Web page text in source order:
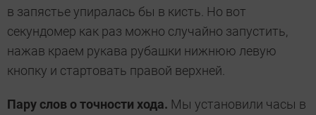
в запястье упиралась бы в кисть. Но вот
секундомер как раз можно случайно запустить,
нажав краем рукава рубашки нижнюю левую
кнопку и стартовать правой верхней.
Пару слов о точности хода. Мы установили часы в